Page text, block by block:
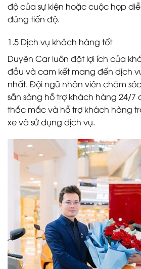
độ của sự kiện hoặc cuộc họp
đúng tiến độ.
1.5 Dịch vụ khách hàng tốt
Duyên Car luôn đặt lợi ích của
đầu và cam kết mang đến dịch
nhất. Đội ngũ nhân viên chăm
sẵn sàng hỗ trợ khách hàng 24/7
thắc mắc và hỗ trợ khách hàng
xe và sử dụng dịch vụ.